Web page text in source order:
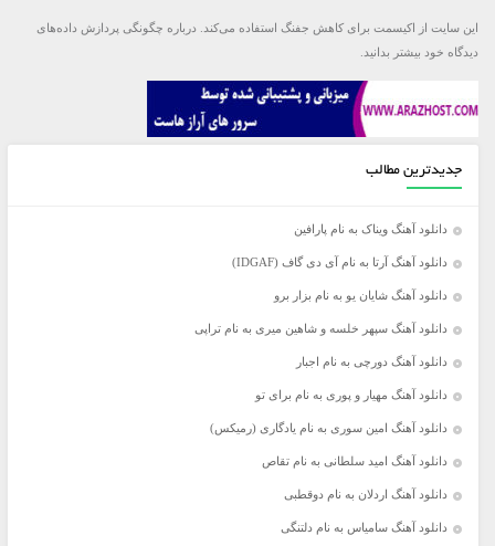
این سایت از اکیسمت برای کاهش جفنگ استفاده می‌کند. درباره چگونگی پردازش داده‌های
دیدگاه خود بیشتر بدانید.
جدیدترین مطالب
دانلود آهنگ ویناک به نام پارافین
دانلود آهنگ آرتا به نام آی دی گاف (IDGAF)
دانلود آهنگ شایان یو به نام بزار برو
دانلود آهنگ سپهر خلسه و شاهین میری به نام تراپی
دانلود آهنگ دورچی به نام اجبار
دانلود آهنگ مهیار و پوری به نام برای تو
دانلود آهنگ امین سوری به نام یادگاری (رمیکس)
دانلود آهنگ امید سلطانی به نام تقاص
دانلود آهنگ اردلان به نام دوقطبی
دانلود آهنگ سامیاس به نام دلتنگی